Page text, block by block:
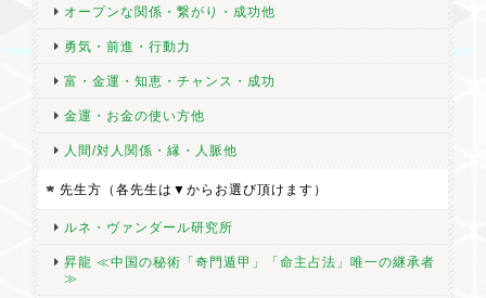
オープンな関係・繋がり・成功他
勇気・前進・行動力
富・金運・知恵・チャンス・成功
金運・お金の使い方他
人間/対人関係・縁・人脈他
先生方（各先生は▼からお選び頂けます）
ルネ・ヴァンダール研究所
昇龍 ≪中国の秘術「奇門遁甲」「命主占法」唯一の継承者
≫